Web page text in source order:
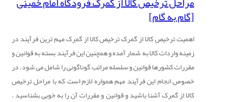
[گام به گام]
اهمیت ترخیص کالا از گمرک ترخیص کالا از گمرک مهم ترین فرآیند در
زمینه واردات کالا به شمار آمده و همچنین این فرآیند بسته به قوانین و
مقررات کشورها قوانین و سلسله مراتب گوناگونی را شامل می شود. در
خصوص انجام این فرآیند مهم همواره لازم است که با مراحل ترخیص
کالا از گمرک آشنا باشید و قوانین و مقررات آن را به خوبی بشناسید .